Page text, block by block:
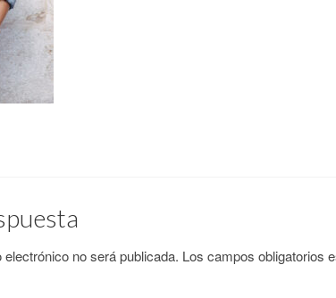
no será publicada. Los campos obligatorios